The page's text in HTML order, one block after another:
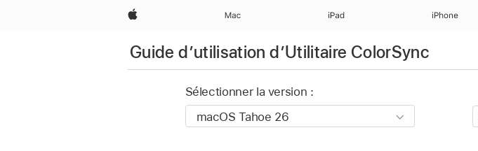
Apple Mac iPad iPhone
Guide d’utilisation d’Utilitaire ColorSync
Sélectionner la version :